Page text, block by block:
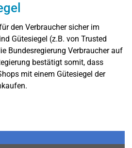
den Verbraucher sicher im
Gütesiegel (z.B. von Trusted
Bundesregierung Verbraucher auf
bestätigt somit, dass
mit einem Gütesiegel der